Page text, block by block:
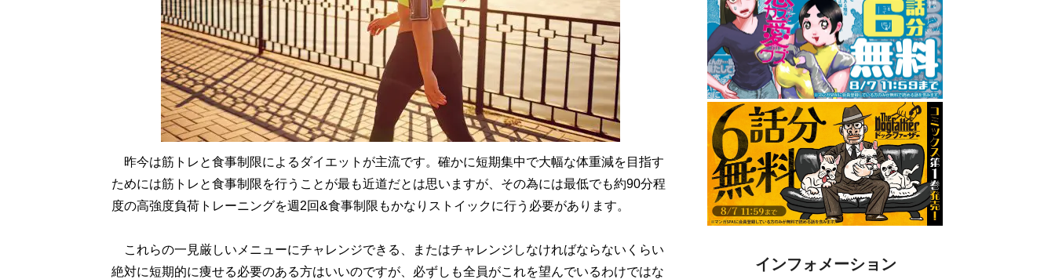
昨今は筋トレと食事制限によるダイエットが主流です。確かに短期集中で大幅な体重減を目指す
ためには筋トレと食事制限を行うことが最も近道だとは思いますが、その為には最低でも約90分程
度の高強度負荷トレーニングを週2回&食事制限もかなりストイックに行う必要があります。
これらの一見厳しいメニューにチャレンジできる、またはチャレンジしなければならないくらい
絶対に短期的に痩せる必要のある方はいいのですが、必ずしも全員がこれを望んでいるわけではな
インフォメーション